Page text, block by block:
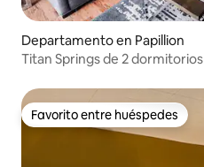
Departamento en Papillion
Titan Springs de 2 dormitorios
Favorito entre huéspedes
Favorito entre huéspedes